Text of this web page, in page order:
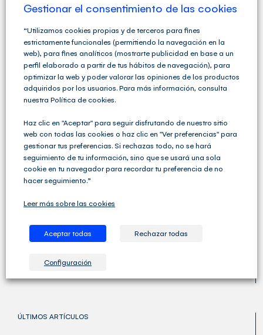
QUIENES SOMOS
va un paso más allá y ofrece una amplia variedad de
servicios para las Asesorías y los Despachos
ÚLTIMOS ARTÍCULOS
Gestionar el consentimiento de las cookies
“Utilizamos cookies propias y de terceros para fines
estrictamente funcionales (permitiendo la navegación en la
web), para fines analíticos (mostrarte publicidad en base a un
perfil elaborado a partir de tus hábitos de navegación), para
optimizar la web y poder valorar las opiniones de los productos
adquiridos por los usuarios. Para más información, consulta
nuestra Política de cookies.
Haz clic en "Aceptar" para seguir disfrutando de nuestro sitio
web con todas las cookies o haz clic en "Ver preferencias" para
gestionar tus preferencias. Si rechazas todo, no se hará
seguimiento de tu información, sino que se usará una sola
cookie en tu navegador para recordar tu preferencia de no
hacer seguimiento.”
Leer más sobre las cookies
Aceptar todas Rechazar todas
Configuración